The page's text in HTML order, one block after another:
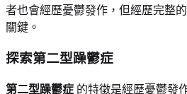
者也會經歷憂鬱發作，但經歷完整
關鍵。
探索第二型躁鬱症
第二型躁鬱症 的特徵是經歷憂鬱發